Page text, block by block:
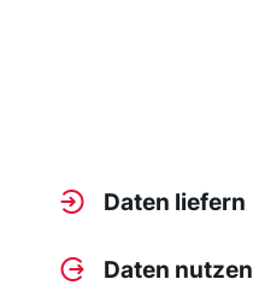
Daten liefern
Daten nutzen